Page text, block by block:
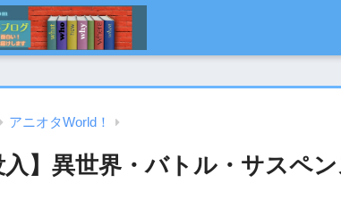
アニオタWorld！
入】異世界・バトル・サスペ